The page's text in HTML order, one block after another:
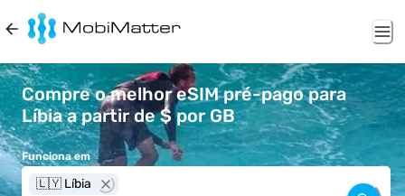
Compre o melhor eSIM pré-pago para
Líbia a partir de $ por GB
Funciona em
🇱🇾 Líbia